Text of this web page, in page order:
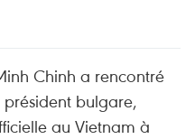
Chinh a rencontré
bulgare,
au Vietnam à